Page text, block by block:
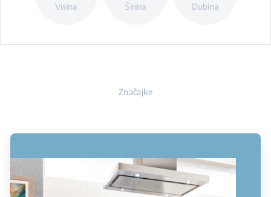
Visina Širina Dubina
Značajke